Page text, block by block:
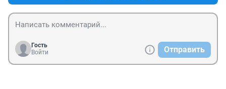
Гость
Войти
Отправить